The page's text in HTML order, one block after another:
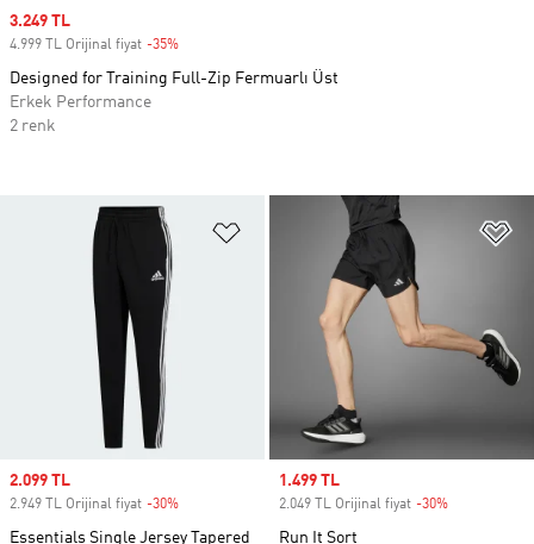
Favori Listesine Ekle
Sale price
2.099 TL
2.949 TL Orijinal fiyat -30%
Essentials Single Jersey Tapered
Sale price
1.499 TL
2.049 TL Orijinal fiyat -30%
Run It Şort
Sale price
3.249 TL
4.999 TL Orijinal fiyat -35%
Designed for Training Full-Zip Fermuarlı Üst
Erkek Performance
2 renk